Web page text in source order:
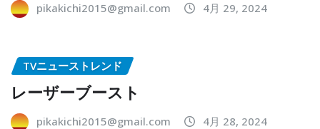
pikakichi2015@gmail.com 4月 29, 2024
TVニューストレンド
レーザーブースト
pikakichi2015@gmail.com 4月 28, 2024